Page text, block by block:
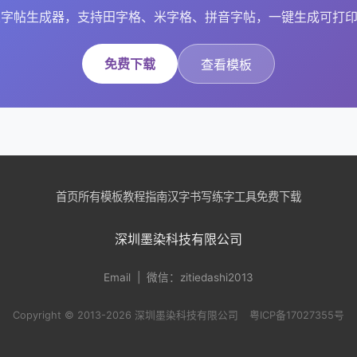
帖生成器，支持田字格、米字格、拼音字帖，一键生成可打
免费下载 查看模板
首页所有模板教程指南汉字书写练字工具免费下载
深圳墨染科技有限公司
Email | 微信：zitiedashi2013
Copyright © 2013-2026 深圳墨染科技有限公司 粤ICP备17027355号